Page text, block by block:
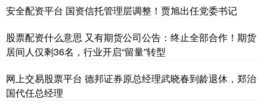
安全配资平台 国资信托管理层调整！贾旭出任党委书记
股票配资什么意思 又有期货公司公告：终止全部合作！期货
居间人仅剩36名，行业开启“留量”转型
网上交易股票平台 德邦证券原总经理武晓春到龄退休，郑治
国代任总经理